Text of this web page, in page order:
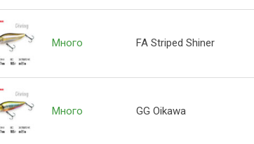
Много FA Striped Shiner
Много GG Oikawa